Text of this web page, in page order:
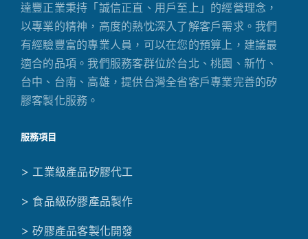
達豐正業秉持「誠信正直、用戶至上」的經營理念，
以專業的精神，高度的熱忱深入了解客戶需求。我們
有經驗豐富的專業人員，可以在您的預算上，建議最
適合的品項。我們服務客群位於台北、桃園、新竹、
台中、台南、高雄，提供台灣全省客戶專業完善的矽
膠客製化服務。
服務項目
> 工業級產品矽膠代工
> 食品級矽膠產品製作
> 矽膠產品客製化開發